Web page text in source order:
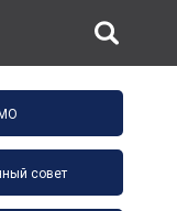
совет